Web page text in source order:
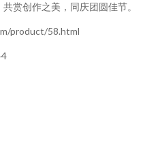
赏创作之美，同庆团圆佳节。
product/58.html